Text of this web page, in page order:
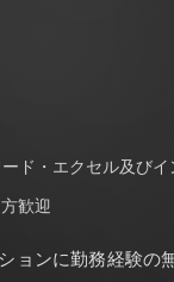
ド・エクセル及び
歓迎
ョンに勤務経験の